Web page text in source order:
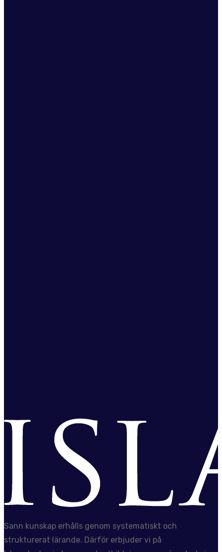
Sann kunskap erhålls genom systematiskt och
strukturerat lärande. Därför erbjuder vi på